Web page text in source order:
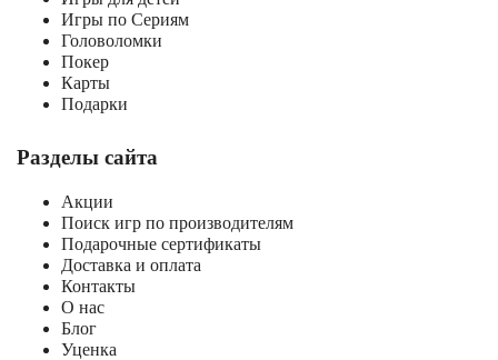
Игры по Сериям
Головоломки
Покер
Карты
Подарки
Разделы сайта
Акции
Поиск игр по производителям
Подарочные сертификаты
Доставка и оплата
Контакты
О нас
Блог
Уценка